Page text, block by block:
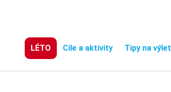
LÉTO Cíle a aktivity Tipy na výlet